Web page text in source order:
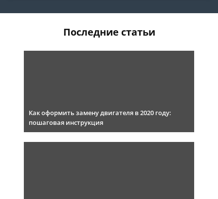
Последние статьи
Как оформить замену двигателя в 2020 году:
пошаговая инструкция